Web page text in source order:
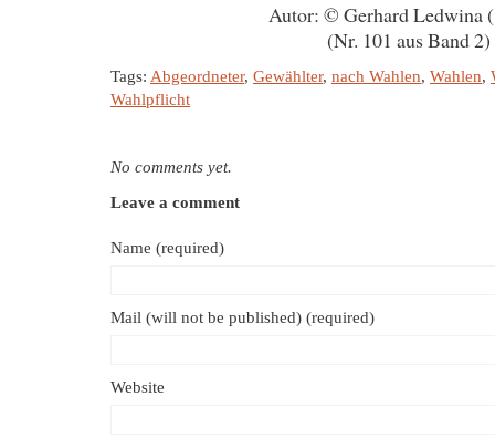
Autor: © Gerhard Ledwina
(Nr. 101 aus Band 2)
Tags: Abgeordneter, Gewählter, nach Wahlen, Wahlen,
Wahlpflicht
No comments yet.
Leave a comment
Name (required)
Mail (will not be published) (required)
Website